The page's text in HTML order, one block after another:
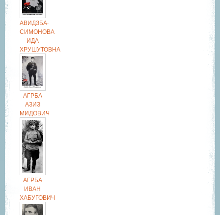
АВИДЗБА-
СИМОНОВА
ИДА
ХРУШУТОВНА
АГРБА
АЗИЗ
МИДОВИЧ
АГРБА
ИВАН
ХАБУГОВИЧ